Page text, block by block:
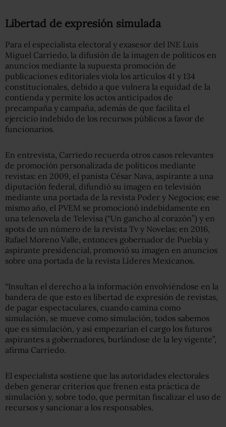
Libertad de expresión simulada
Para el especialista electoral y exasesor del INE Luis
Miguel Carriedo, la difusión de la imagen de políticos en
anuncios mediante la supuesta promoción de
publicaciones editoriales viola los artículos 41 y 134
constitucionales, debido a que vulnera la equidad de la
contienda y permite los actos anticipados de
precampaña y campaña, además de que facilita el
ejercicio indebido de los recursos públicos a favor de
funcionarios.
En entrevista, Carriedo recuerda otros casos relevantes
de promoción personalizada de políticos mediante
revistas: en 2009, el panista César Nava, aspirante a una
diputación federal, difundió su imagen en televisión
mediante una portada de la revista Poder y Negocios; ese
mismo año, el PVEM se promocionó indebidamente en
una telenovela de Televisa (“Un gancho al corazón”) y en
spots de un número de la revista Tv y Novelas; en 2016,
Rafael Moreno Valle, entonces gobernador de Puebla y
aspirante presidencial, promovió su imagen en anuncios
sobre una portada de la revista Líderes Mexicanos.
“Insultan el derecho a la información envolviéndose en la
bandera de que esto es libertad de expresión de revistas,
de pagar espectaculares, cuando camina como
simulación, se mueve como simulación, todos sabemos
que es simulación, y así empezarían el cargo los futuros
aspirantes a gobernadores, burlándose de la ley vigente”,
afirma Carriedo.
El especialista sostiene que las autoridades electorales
deben generar criterios que frenen esta práctica de
simulación y, sobre todo, que permitan fiscalizar el uso de
recursos y sancionar a los responsables.